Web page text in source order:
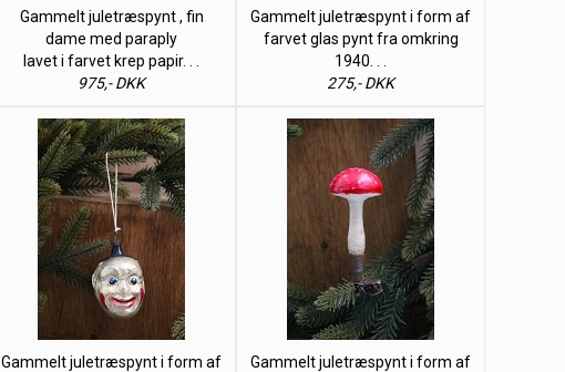
Gammelt juletræspynt , fin
dame med paraply
lavet i farvet krep papir. . .
975,- DKK
Gammelt juletræspynt i form af
farvet glas pynt fra omkring
1940. . .
275,- DKK
Gammelt juletræspynt i form af
Gammelt juletræspynt i form af